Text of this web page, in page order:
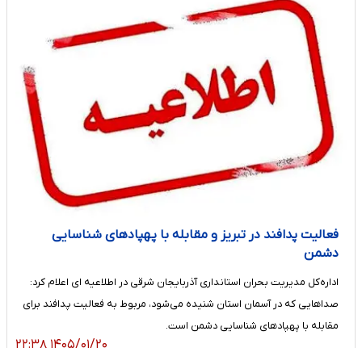
فعالیت پدافند در تبریز و مقابله با پهپادهای شناسایی
دشمن
اداره‌کل مدیریت بحران استانداری آذربایجان شرقی در اطلاعیه ای اعلام کرد:
صداهایی که در آسمان استان شنیده می‌شود، مربوط به فعالیت پدافند برای
مقابله با پهپادهای شناسایی دشمن است.